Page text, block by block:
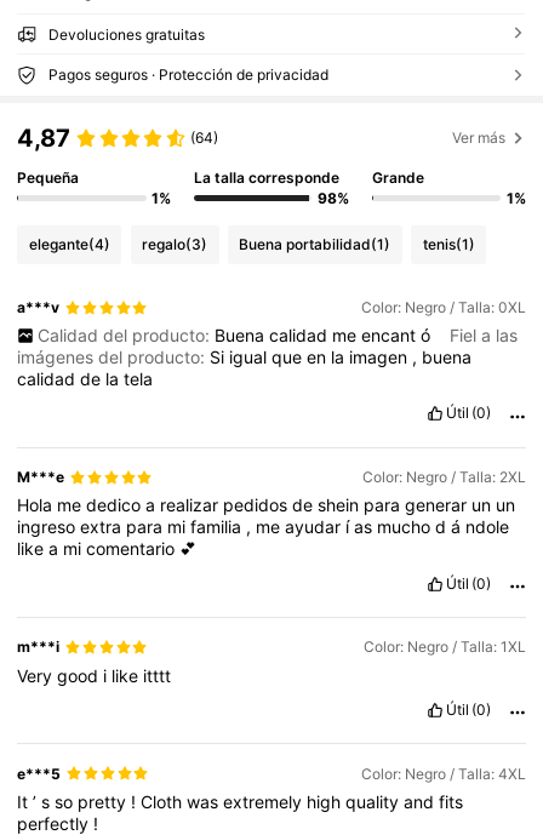
Devoluciones gratuitas
Pagos seguros · Protección de privacidad
4,87 (64) Ver más
Pequeña
1%
La talla corresponde
98%
Grande
1%
elegante(4) regalo(3) Buena portabilidad(1) tenis(1)
a***v Color: Negro / Talla: 0XL
Calidad del producto: Buena calidad me encant ó
Fiel a las
imágenes del producto: Si igualqueen la imagen , buena
calidadde latela
Útil (0)
M***e Color: Negro / Talla: 2XL
Hola mededicoa realizar pedidosdeshein paragenerar un un
ingresoextra para mifamilia , meayudar ías muchodá ndole
likea micomentario 💕
Útil (0)
m***i Color: Negro / Talla: 1XL
Verygood i like itttt
Útil (0)
e***5 Color: Negro / Talla: 4XL
It’sso pretty !Clothwasextremely highqualityandfits
perfectly !